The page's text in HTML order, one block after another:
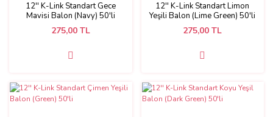
12'' K-Link Standart Gece
Mavisi Balon (Navy) 50'li
275,00 TL
12'' K-Link Standart Limon
Yeşili Balon (Lime Green) 50'li
275,00 TL